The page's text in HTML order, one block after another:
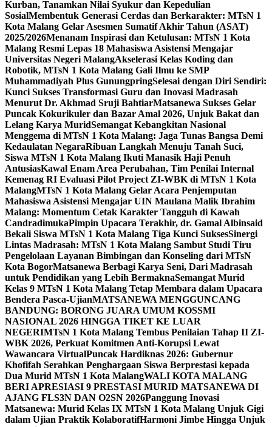
Kurban, Tanamkan Nilai Syukur dan Kepedulian
SosialMembentuk Generasi Cerdas dan Berkarakter: MTsN 1
Kota Malang Gelar Asesmen Sumatif Akhir Tahun (ASAT)
2025/2026Menanam Inspirasi dan Ketulusan: MTsN 1 Kota
Malang Resmi Lepas 18 Mahasiswa Asistensi Mengajar
Universitas Negeri MalangAkselerasi Kelas Koding dan
Robotik, MTsN 1 Kota Malang Gali Ilmu ke SMP
Muhammadiyah Plus GunungpringSelesai dengan Diri Sendiri:
Kunci Sukses Transformasi Guru dan Inovasi Madrasah
Menurut Dr. Akhmad Sruji BahtiarMatsanewa Sukses Gelar
Puncak Kokurikuler dan Bazar Amal 2026, Unjuk Bakat dan
Lelang Karya MuridSemangat Kebangkitan Nasional
Menggema di MTsN 1 Kota Malang: Jaga Tunas Bangsa Demi
Kedaulatan NegaraRibuan Langkah Menuju Tanah Suci,
Siswa MTsN 1 Kota Malang Ikuti Manasik Haji Penuh
AntusiasKawal Enam Area Perubahan, Tim Penilai Internal
Kemenag RI Evaluasi Pilot Project ZI-WBK di MTsN 1 Kota
MalangMTsN 1 Kota Malang Gelar Acara Penjemputan
Mahasiswa Asistensi Mengajar UIN Maulana Malik Ibrahim
Malang: Momentum Cetak Karakter Tangguh di Kawah
CandradimukaPimpin Upacara Terakhir, dr. Gamal Albinsaid
Bekali Siswa MTsN 1 Kota Malang Tiga Kunci SuksesSinergi
Lintas Madrasah: MTsN 1 Kota Malang Sambut Studi Tiru
Pengelolaan Layanan Bimbingan dan Konseling dari MTsN
Kota BogorMatsanewa Berbagi Karya Seni, Dari Madrasah
untuk Pendidikan yang Lebih BermaknaSemangat Murid
Kelas 9 MTsN 1 Kota Malang Tetap Membara dalam Upacara
Bendera Pasca-UjianMATSANEWA MENGGUNCANG
BANDUNG: BORONG JUARA UMUM KOSSMI
NASIONAL 2026 HINGGA TIKET KE LUAR
NEGERIMTsN 1 Kota Malang Tembus Penilaian Tahap II ZI-
WBK 2026, Perkuat Komitmen Anti-Korupsi Lewat
Wawancara VirtualPuncak Hardiknas 2026: Gubernur
Khofifah Serahkan Penghargaan Siswa Berprestasi kepada
Dua Murid MTsN 1 Kota MalangWALI KOTA MALANG
BERI APRESIASI 9 PRESTASI MURID MATSANEWA DI
AJANG FLS3N DAN O2SN 2026Panggung Inovasi
Matsanewa: Murid Kelas IX MTsN 1 Kota Malang Unjuk Gigi
dalam Ujian Praktik KolaboratifHarmoni Jimbe Hingga Unjuk